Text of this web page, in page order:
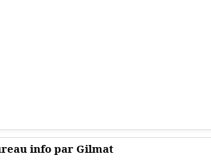
info par Gilmat